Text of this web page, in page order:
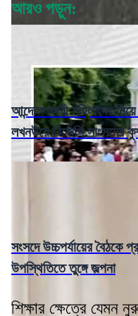
আরও পড়ুন:
আন্দোলনকারী মহিলাদের
লখনউয়ে বিজেপি সাংসদের
সংসদে উচ্চপর্যায়ের বৈঠকে
উপস্থিতিতে তুঙ্গে জল্পনা
শিক্ষার ক্ষেত্রে যেমন